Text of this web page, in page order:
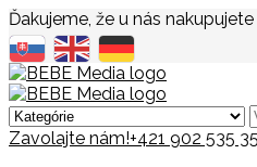
Ďakujeme, že u nás nakupujete
Zavolajte nám!+421 902 535